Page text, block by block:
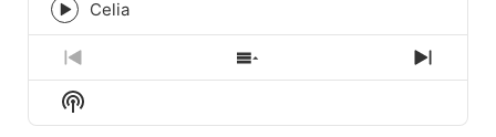
icon
Episode
play
icon
Celia
Previous
Episode
Show
Episodes
Next
Show
Podcast